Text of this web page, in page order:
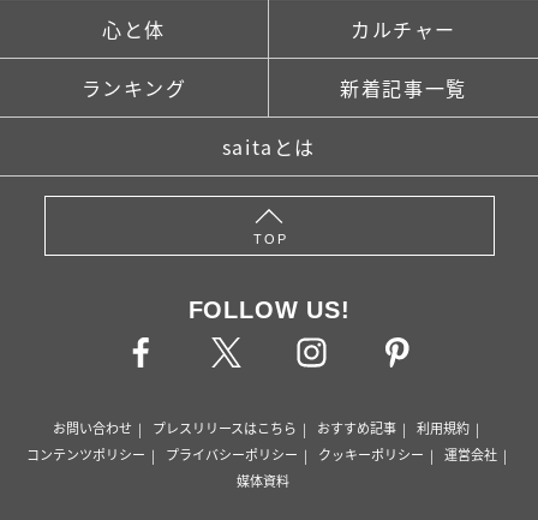
心と体 カルチャー
ランキング 新着記事一覧
saitaとは
TOP
FOLLOW US!
お問い合わせ プレスリリースはこちら おすすめ記事
利用規約
コンテンツポリシー
プライバシーポリシー クッキーポリシー
運営会社
媒体資料